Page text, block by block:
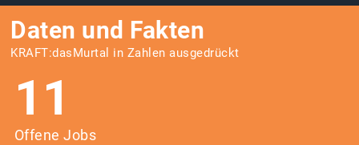
Daten und Fakten
KRAFT:dasMurtal in Zahlen ausgedrückt
11
Offene Jobs